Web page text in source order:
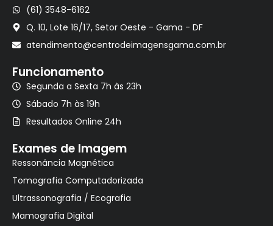
(61) 3548-6162
Q. 10, Lote 16/17, Setor Oeste - Gama - DF
atendimento@centrodeimagensgama.com.br
Funcionamento
Segunda a Sexta 7h às 23h
Sábado 7h às 19h
Resultados Online 24h
Exames de Imagem
Ressonância Magnética
Tomografia Computadorizada
Ultrassonografia / Ecografia
Mamografia Digital